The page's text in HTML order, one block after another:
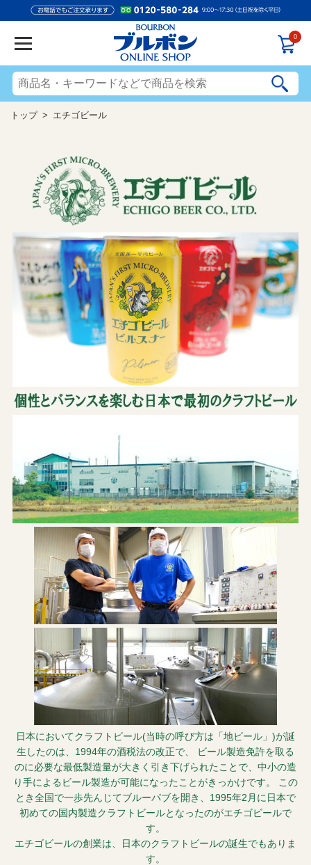
0
トップ> エチゴビール
日本においてクラフトビール(当時の呼び方は「地ビール」)が誕
生したのは、1994年の酒税法の改正で、 ビール製造免許を取る
のに必要な最低製造量が大きく引き下げられたことで、中小の造
り手によるビール製造が可能になったことがきっかけです。 この
とき全国で一歩先んじてブルーパブを開き、1995年2月に日本で
初めての国内製造クラフトビールとなったのがエチゴビールで
す。
エチゴビールの創業は、日本のクラフトビールの誕生でもありま
す。